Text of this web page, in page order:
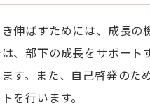
伸ばすためには、成長の
、部下の成長をサポー
す。また、自己啓発のた
を行います。